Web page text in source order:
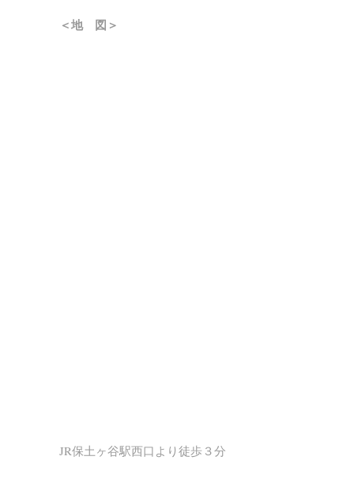
＜地 図＞
JR保土ヶ谷駅西口より徒歩３分